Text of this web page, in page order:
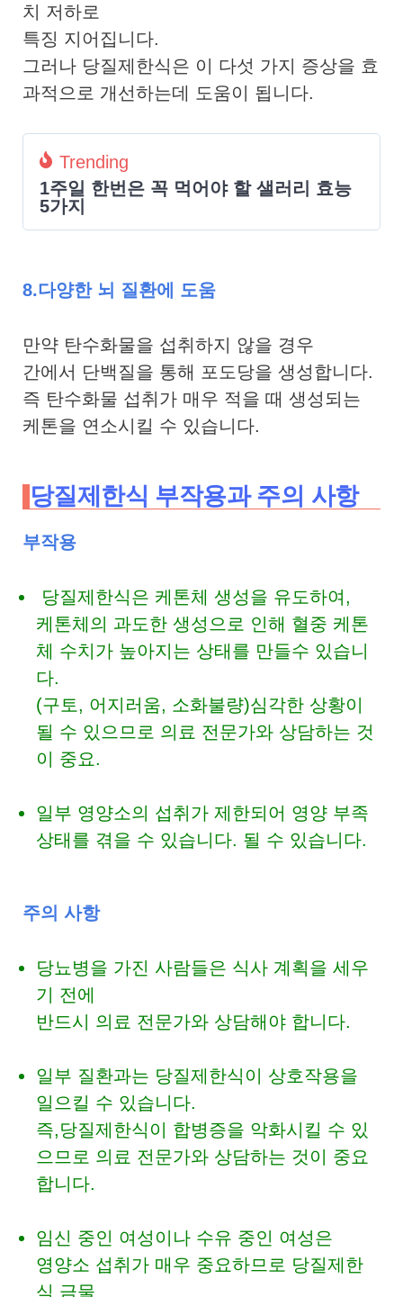
치 저하로
특징 지어집니다.
그러나 당질제한식은 이 다섯 가지 증상을 효
과적으로 개선하는데 도움이 됩니다.
Trending
1주일 한번은 꼭 먹어야 할 샐러리 효능
5가지
8.다양한 뇌 질환에 도움
만약 탄수화물을 섭취하지 않을 경우
간에서 단백질을 통해 포도당을 생성합니다.
즉 탄수화물 섭취가 매우 적을 때 생성되는
케톤을 연소시킬 수 있습니다.
당질제한식 부작용과 주의 사항
부작용
당질제한식은 케톤체 생성을 유도하여,
케톤체의 과도한 생성으로 인해 혈중 케톤
체 수치가 높아지는 상태를 만들수 있습니
다.
(구토, 어지러움, 소화불량)심각한 상황이
될 수 있으므로 의료 전문가와 상담하는 것
이 중요.
일부 영양소의 섭취가 제한되어 영양 부족
상태를 겪을 수 있습니다. 될 수 있습니다.
주의 사항
당뇨병을 가진 사람들은 식사 계획을 세우
기 전에
반드시 의료 전문가와 상담해야 합니다.
일부 질환과는 당질제한식이 상호작용을
일으킬 수 있습니다.
즉,당질제한식이 합병증을 악화시킬 수 있
으므로 의료 전문가와 상담하는 것이 중요
합니다.
임신 중인 여성이나 수유 중인 여성은
영양소 섭취가 매우 중요하므로 당질제한
식 금물